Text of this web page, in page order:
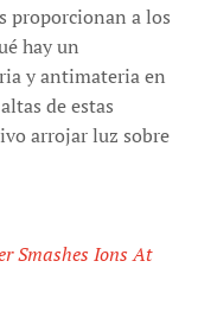
proporcionan a los
hay un
y antimateria en
de estas
arrojar luz sobre
Smashes Ions At